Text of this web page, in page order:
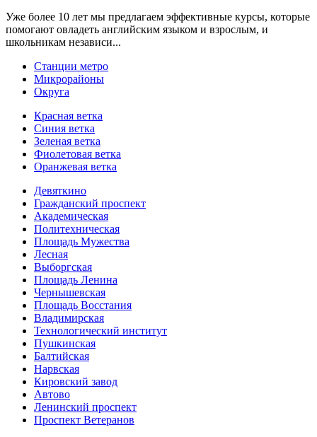
Уже более 10 лет мы предлагаем эффективные курсы, которые
помогают овладеть английским языком и взрослым, и
школьникам независи...
Станции метро
Микрорайоны
Округа
Красная ветка
Синия ветка
Зеленая ветка
Фиолетовая ветка
Оранжевая ветка
Девяткино
Гражданский проспект
Академическая
Политехническая
Площадь Мужества
Лесная
Выборгская
Площадь Ленина
Чернышевская
Площадь Восстания
Владимирская
Технологический институт
Пушкинская
Балтийская
Нарвская
Кировский завод
Автово
Ленинский проспект
Проспект Ветеранов